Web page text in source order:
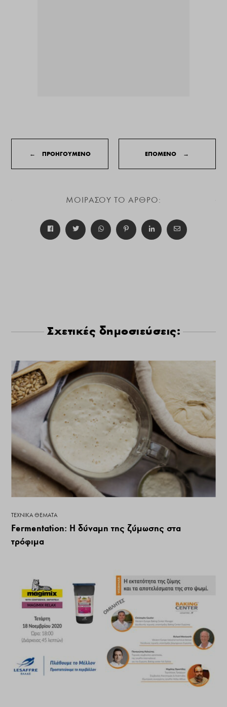
← ΠΡΟΗΓΟΥΜΕΝΟ ΕΠΟΜΕΝΟ →
ΜΟΙΡΑΣΟΥ ΤΟ ΑΡΘΡΟ:
Σχετικές δημοσιεύσεις:
ΤΕΧΝΙΚΆ ΘΈΜΑΤΑ
Fermentation: Η δύναμη της ζύμωσης στα
τρόφιμα